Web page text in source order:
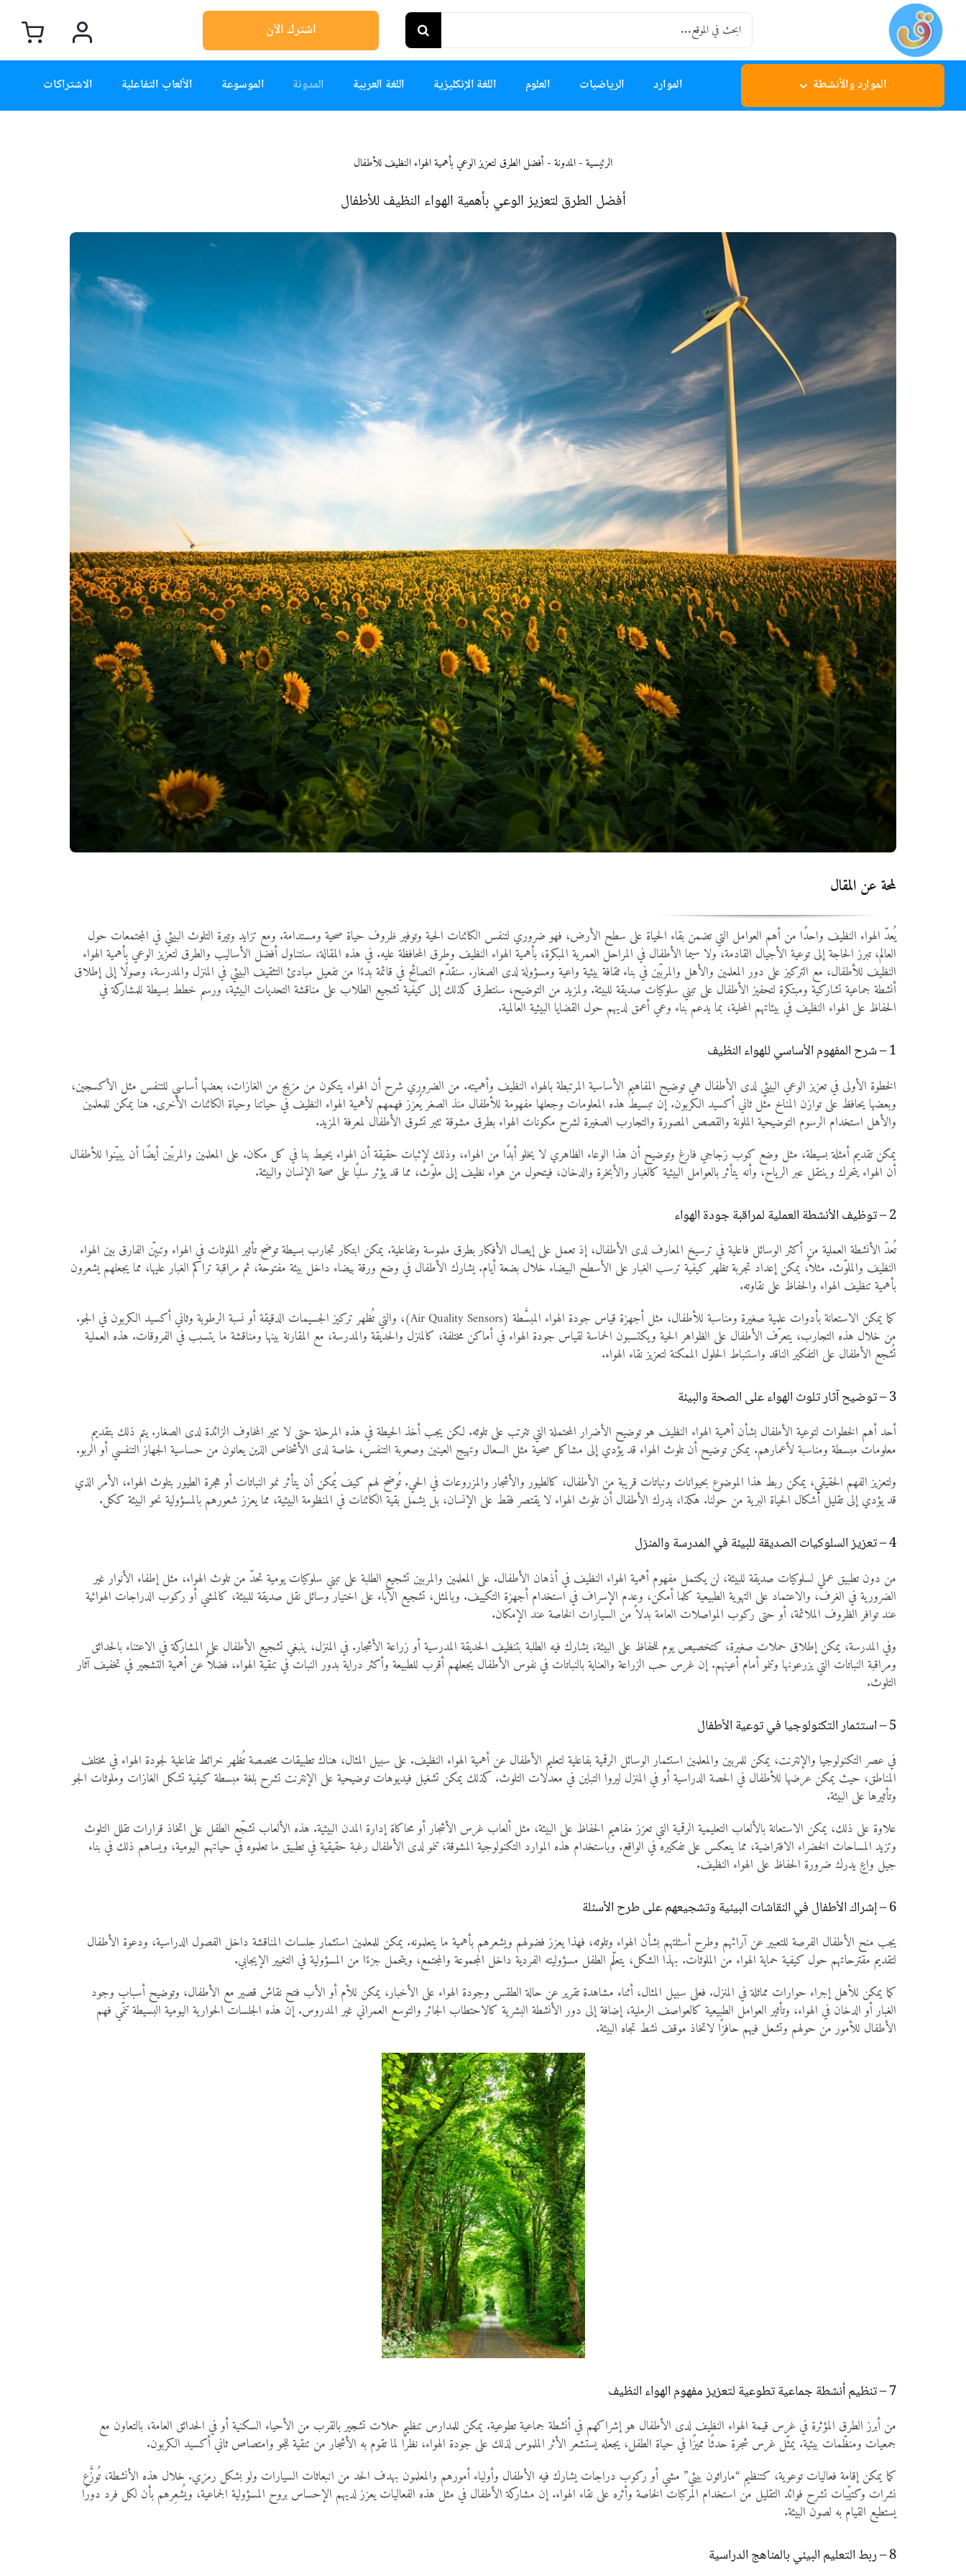
content
Search
for:
اشترك الآن
الموارد والأنشطة الموارد الرياضيات العلوم اللغة الإنكليزية اللغة العربية المدونة الموسوعة الألعاب التفاعلية الاشتراكات
الرئيسية-المدونة-أفضل الطرق لتعزيز الوعي بأهمية الهواء النظيف للأطفال
أفضل الطرق لتعزيز الوعي بأهمية الهواء النظيف للأطفال
لمحة عن المقال
يُعدّ الهواء النظيف واحدًا من أهم العوامل التي تضمن بقاء الحياة على سطح الأرض، فهو ضروري لتنفس الكائنات الحية وتوفير ظروف حياة صحية ومستدامة. ومع تزايد وتيرة التلوث البيئي في المجتمعات حول
العالم، تبرز الحاجة إلى توعية الأجيال القادمة، ولا سيما الأطفال في المراحل العمرية المبكرة، بأهمية الهواء النظيف وطرق المحافظة عليه. في هذه المقالة، سنتناول أفضل الأساليب والطرق لتعزيز الوعي بأهمية الهواء
النظيف للأطفال، مع التركيز على دور المعلمين والأهل والمربّين في بناء ثقافة بيئية واعية ومسؤولة لدى الصغار. سنقدّم النصائح في قائمة بدءًا من تفعيل مبادئ التثقيف البيئي في المنزل والمدرسة، وصولًا إلى إطلاق
أنشطة جماعية تشاركية ومبتكرة لتحفيز الأطفال على تبني سلوكيات صديقة للبيئة. ولمزيد من التوضيح، سنتطرق كذلك إلى كيفية تشجيع الطلاب على مناقشة التحديات البيئية، ورسم خطط بسيطة للمشاركة في
الحفاظ على الهواء النظيف في بيئاتهم المحلية، بما يدعم بناء وعي أعمق لديهم حول القضايا البيئية العالمية.
1 – شرح المفهوم الأساسي للهواء النظيف
الخطوة الأولى في تعزيز الوعي البيئي لدى الأطفال هي توضيح المفاهيم الأساسية المرتبطة بالهواء النظيف وأهميته. من الضروري شرح أن الهواء يتكون من مزيج من الغازات، بعضها أساسي للتنفس مثل الأكسجين،
وبعضها يحافظ على توازن المناخ مثل ثاني أكسيد الكربون. إن تبسيط هذه المعلومات وجعلها مفهومة للأطفال منذ الصغر يُعزز فهمهم لأهمية الهواء النظيف في حياتنا وحياة الكائنات الأخرى. هنا يمكن للمعلمين
والأهل استخدام الرسوم التوضيحية الملونة والقصص المصورة والتجارب الصغيرة لشرح مكونات الهواء بطرق مشوقة تثير تشوق الأطفال لمعرفة المزيد.
يمكن تقديم أمثلة بسيطة، مثل وضع كوب زجاجي فارغ وتوضيح أن هذا الوعاء الظاهري لا يخلو أبدًا من الهواء، وذلك لإثبات حقيقة أن الهواء يحيط بنا في كل مكان. على المعلمين والمربّين أيضًا أن يبيّنوا للأطفال
أن الهواء يتحرك وينتقل عبر الرياح، وأنه يتأثر بالعوامل البيئية كالغبار والأبخرة والدخان، فيتحول من هواء نظيف إلى ملوّث، مما قد يؤثر سلبًا على صحة الإنسان والبيئة.
2 – توظيف الأنشطة العملية لمراقبة جودة الهواء
تُعدّ الأنشطة العملية من أكثر الوسائل فاعلية في ترسيخ المعارف لدى الأطفال، إذ تعمل على إيصال الأفكار بطرق ملموسة وتفاعلية. يمكن ابتكار تجارب بسيطة توضح تأثير الملوثات في الهواء وتبيّن الفارق بين الهواء
النظيف والملوّث. مثلاً، يمكن إعداد تجربة تظهر كيفية ترسب الغبار على الأسطح البيضاء خلال بضعة أيام. يشارك الأطفال في وضع ورقة بيضاء داخل بيئة مفتوحة، ثم مراقبة تراكم الغبار عليها، مما يجعلهم يشعرون
بأهمية تنظيف الهواء والحفاظ على نقاوته.
كما يمكن الاستعانة بأدوات علمية صغيرة ومناسبة للأطفال، مثل أجهزة قياس جودة الهواء المبسَّطة (Air Quality Sensors)، والتي تُظهر تركيز الجسيمات الدقيقة أو نسبة الرطوبة وثاني أكسيد الكربون في الجو.
من خلال هذه التجارب، يتعرّف الأطفال على الظواهر الحية ويكتسبون الحماسة لقياس جودة الهواء في أماكن مختلفة، كالمنزل والحديقة والمدرسة، مع المقارنة بينها ومناقشة ما يتسبب في الفروقات. هذه العملية
تُشجع الأطفال على التفكير الناقد واستنباط الحلول الممكنة لتعزيز نقاء الهواء.
3 – توضيح آثار تلوث الهواء على الصحة والبيئة
أحد أهم الخطوات لتوعية الأطفال بشأن أهمية الهواء النظيف هو توضيح الأضرار المحتملة التي تترتب على تلوثه. لكن يجب أخذ الحيطة في هذه المرحلة حتى لا تثير المخاوف الزائدة لدى الصغار. يتم ذلك بتقديم
معلومات مبسطة ومناسبة لأعمارهم. يمكن توضيح أن تلوث الهواء قد يؤدي إلى مشاكل صحية مثل السعال وتهيج العينين وصعوبة التنفس، خاصة لدى الأشخاص الذين يعانون من حساسية الجهاز التنفسي أو الربو.
ولتعزيز الفهم الحقيقي، يمكن ربط هذا الموضوع بحيوانات ونباتات قريبة من الأطفال، كالطيور والأشجار والمزروعات في الحي. تُوضح لهم كيف يُمكن أن يتأثر نمو النباتات أو هجرة الطيور بتلوث الهواء، الأمر الذي
قد يؤدي إلى تقليل أشكال الحياة البرية من حولنا. هكذا، يدرك الأطفال أن تلوث الهواء لا يقتصر فقط على الإنسان، بل يشمل بقية الكائنات في المنظومة البيئية، مما يعزز شعورهم بالمسؤولية نحو البيئة ككل.
4 – تعزيز السلوكيات الصديقة للبيئة في المدرسة والمنزل
من دون تطبيق عملي لسلوكيات صديقة للبيئة، لن يكتمل مفهوم أهمية الهواء النظيف في أذهان الأطفال. على المعلمين والمربين تشجيع الطلبة على تبني سلوكيات يومية تحدّ من تلوث الهواء، مثل إطفاء الأنوار غير
الضرورية في الغرف، والاعتماد على التهوية الطبيعية كلما أمكن، وعدم الإسراف في استخدام أجهزة التكييف. وبالمثل، تشجيع الآباء على اختيار وسائل نقل صديقة للبيئة، كالمشي أو ركوب الدراجات الهوائية
عند توافر الظروف الملائمة، أو حتى ركوب المواصلات العامة بدلاً من السيارات الخاصة عند الإمكان.
وفي المدرسة، يمكن إطلاق حملات صغيرة، كتخصيص يوم للحفاظ على البيئة، يشارك فيه الطلبة بتنظيف الحديقة المدرسية أو زراعة الأشجار. في المنزل، ينبغي تشجيع الأطفال على المشاركة في الاعتناء بالحدائق
ومراقبة النباتات التي يزرعونها وتنمو أمام أعينهم. إن غرس حب الزراعة والعناية بالنباتات في نفوس الأطفال يجعلهم أقرب للطبيعة وأكثر دراية بدور النبات في تنقية الهواء، فضلاً عن أهمية التشجير في تخفيف آثار
التلوث.
5 – استثمار التكنولوجيا في توعية الأطفال
في عصر التكنولوجيا والإنترنت، يمكن للمربين والمعلمين استثمار الوسائل الرقمية بفاعلية لتعليم الأطفال عن أهمية الهواء النظيف. على سبيل المثال، هناك تطبيقات مخصصة تُظهر خرائط تفاعلية لجودة الهواء في مختلف
المناطق، حيث يمكن عرضها للأطفال في الحصة الدراسية أو في المنزل ليروا التباين في معدلات التلوث. كذلك يمكن تشغيل فيديوهات توضيحية على الإنترنت تشرح بلغة مبسطة كيفية تشكل الغازات وملوثات الجو
وتأثيرها على البيئة.
علاوة على ذلك، يمكن الاستعانة بالألعاب التعليمية الرقمية التي تعزز مفاهيم الحفاظ على البيئة، مثل ألعاب غرس الأشجار أو محاكاة إدارة المدن البيئية. هذه الألعاب تشجّع الطفل على اتخاذ قرارات تقلل التلوث
وتزيد المساحات الخضراء الافتراضية، مما ينعكس على تفكيره في الواقع. وباستخدام هذه الموارد التكنولوجية المشوقة، تنمو لدى الأطفال رغبة حقيقية في تطبيق ما تعلموه في حياتهم اليومية، ويساهم ذلك في بناء
جيل واعٍ يدرك ضرورة الحفاظ على الهواء النظيف.
6 – إشراك الأطفال في النقاشات البيئية وتشجيعهم على طرح الأسئلة
يجب منح الأطفال الفرصة للتعبير عن آرائهم وطرح أسئلتهم بشأن الهواء وتلوثه، فهذا يعزز فضولهم ويشعرهم بأهمية ما يتعلمونه. يمكن للمعلمين استثمار جلسات المناقشة داخل الفصول الدراسية، ودعوة الأطفال
لتقديم مقترحاتهم حول كيفية حماية الهواء من الملوثات. بهذا الشكل، يتعلّم الطفل مسؤوليته الفردية داخل المجموعة والمجتمع، ويتحمل جزءًا من المسؤولية في التغيير الإيجابي.
كما يمكن للأهل إجراء حوارات مماثلة في المنزل. فعلى سبيل المثال، أثناء مشاهدة تقرير عن حالة الطقس وجودة الهواء على الأخبار، يمكن للأم أو الأب فتح نقاش قصير مع الأطفال، وتوضيح أسباب وجود
الغبار أو الدخان في الهواء، وتأثير العوامل الطبيعية كالعواصف الرملية، إضافة إلى دور الأنشطة البشرية كالاحتطاب الجائر والتوسع العمراني غير المدروس. إن هذه الجلسات الحوارية اليومية البسيطة تنمّي فهم
الأطفال للأمور من حولهم وتشعل فيهم حافزًا لاتخاذ موقف نشط تجاه البيئة.
7 – تنظيم أنشطة جماعية تطوعية لتعزيز مفهوم الهواء النظيف
من أبرز الطرق المؤثرة في غرس قيمة الهواء النظيف لدى الأطفال هو إشراكهم في أنشطة جماعية تطوعية. يمكن للمدارس تنظيم حملات تشجير بالقرب من الأحياء السكنية أو في الحدائق العامة، بالتعاون مع
جمعيات ومنظّمات بيئية. يمثّل غرس شجرة حدثًا مميزًا في حياة الطفل، يجعله يستشعر الأثر الملموس لذلك على جودة الهواء، نظرًا لما تقوم به الأشجار من تنقية للجو وامتصاص ثاني أكسيد الكربون.
كما يمكن إقامة فعاليات توعوية، كتنظيم “ماراثون بيئي” مشي أو ركوب دراجات يشارك فيه الأطفال وأولياء أمورهم والمعلمون بهدف الحد من انبعاثات السيارات ولو بشكل رمزي. خلال هذه الأنشطة، تُوزَّع
نشرات وكتيّبات تشرح فوائد التقليل من استخدام المركبات الخاصة وأثره على نقاء الهواء. إن مشاركة الأطفال في مثل هذه الفعاليات يعزز لديهم الإحساس بروح المسؤولية الجماعية، ويُشعِرهم بأن لكل فرد دورًا
يستطيع القيام به لصون البيئة.
8 – ربط التعليم البيئي بالمناهج الدراسية